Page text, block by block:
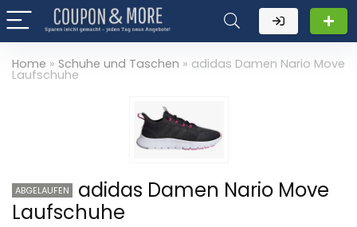
Home » Schuhe und Taschen » adidas Damen Nario Move
Laufschuhe
ABGELAUFEN
adidas Damen Nario Move
Laufschuhe